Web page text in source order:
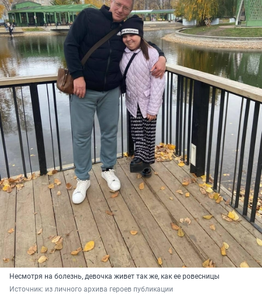
Несмотря на болезнь, девочка живет так же, как ее ровесницы
Источник: из личного архива героев публикации